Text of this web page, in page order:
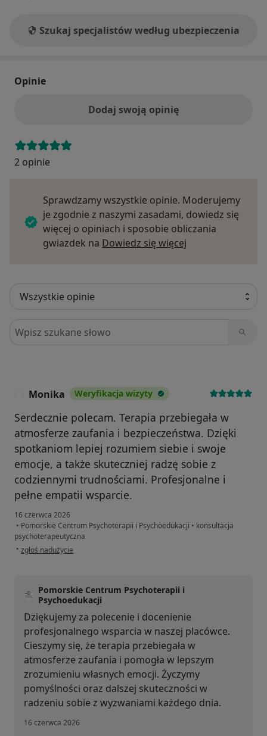
Szukaj specjalistów według ubezpieczenia
Opinie
Dodaj swoją opinię
2 opinie
Sprawdzamy wszystkie opinie. Moderujemy
je zgodnie z naszymi zasadami, dowiedz się
więcej o opiniach i sposobie obliczania
gwiazdek na Dowiedz się więcej
Szukaj w opiniach
Monika Weryfikacja wizyty
Serdecznie polecam. Terapia przebiegała w
atmosferze zaufania i bezpieczeństwa. Dzięki
spotkaniom lepiej rozumiem siebie i swoje
emocje, a także skuteczniej radzę sobie z
codziennymi trudnościami. Profesjonalne i
pełne empatii wsparcie.
16 czerwca 2026
• Pomorskie Centrum Psychoterapii i Psychoedukacji • konsultacja
psychoterapeutyczna
• w opinii użytkownika Monika
zgłoś nadużycie
Pomorskie Centrum Psychoterapii i
Psychoedukacji
Dziękujemy za polecenie i docenienie
profesjonalnego wsparcia w naszej placówce.
Cieszymy się, że terapia przebiegała w
atmosferze zaufania i pomogła w lepszym
zrozumieniu własnych emocji. Życzymy
pomyślności oraz dalszej skuteczności w
radzeniu sobie z wyzwaniami każdego dnia.
16 czerwca 2026